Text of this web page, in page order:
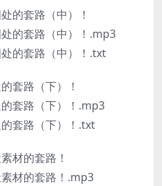
的套路（中）！
的套路（中）！.mp3
的套路（中）！.txt
套路（下）！
套路（下）！.mp3
套路（下）！.txt
材的套路！
材的套路！.mp3